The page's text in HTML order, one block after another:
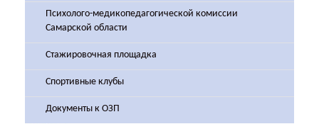
Психолого-медикопедагогической комиссии
Самарской области
Стажировочная площадка
Спортивные клубы
Документы к ОЗП